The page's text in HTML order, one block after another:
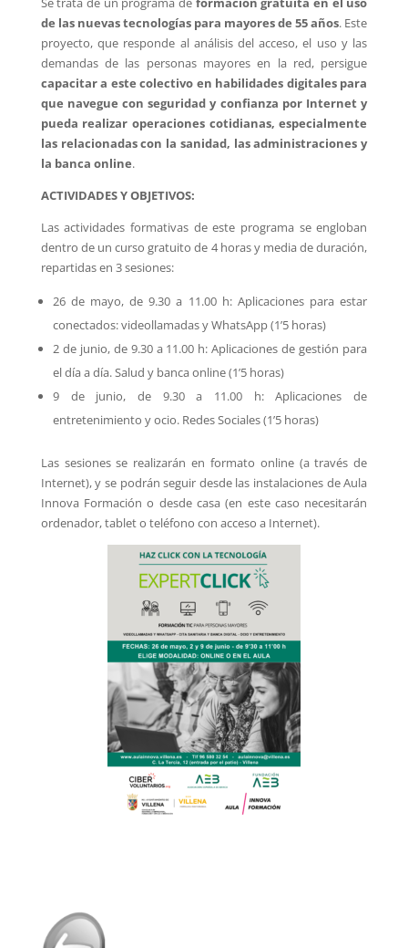
de las nuevas tecnologías para mayores de 55 años. Este
proyecto, que responde al análisis del acceso, el uso y las
demandas de las personas mayores en la red, persigue
capacitar a este colectivo en habilidades digitales para
que navegue con seguridad y confianza por Internet y
pueda realizar operaciones cotidianas, especialmente
las relacionadas con la sanidad, las administraciones y
la banca online.
ACTIVIDADES Y OBJETIVOS:
Las actividades formativas de este programa se engloban
dentro de un curso gratuito de 4 horas y media de duración,
repartidas en 3 sesiones:
26 de mayo, de 9.30 a 11.00 h: Aplicaciones para estar
conectados: videollamadas y WhatsApp (1’5 horas)
2 de junio, de 9.30 a 11.00 h: Aplicaciones de gestión para
el día a día. Salud y banca online (1’5 horas)
9 de junio, de 9.30 a 11.00 h: Aplicaciones de
entretenimiento y ocio. Redes Sociales (1’5 horas)
Las sesiones se realizarán en formato online (a través de
Internet), y se podrán seguir desde las instalaciones de Aula
Innova Formación o desde casa (en este caso necesitarán
ordenador, tablet o teléfono con acceso a Internet).